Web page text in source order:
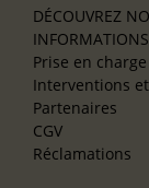
DÉCOUVREZ
Prise en charge
Interventions
Partenaires
CGV
Réclamations